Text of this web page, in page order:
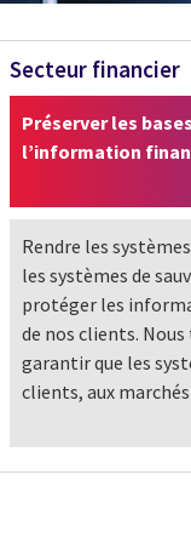
Secteur financier
Préserver les
l’information
Rendre les
les systèmes de
protéger les
de nos clients.
garantir que les
clients, aux